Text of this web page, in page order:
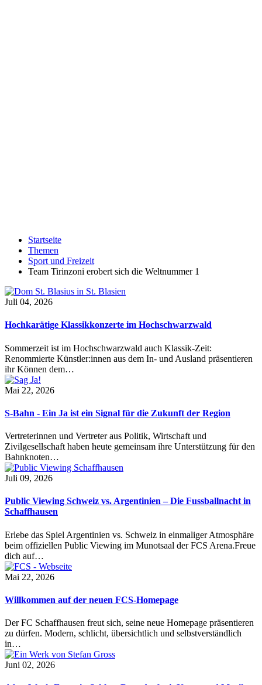
Startseite
Themen
Sport und Freizeit
Team Tirinzoni erobert sich die Weltnummer 1
Juli 04, 2026
Hochkarätige Klassikkonzerte im Hochschwarzwald
Sommerzeit ist im Hochschwarzwald auch Klassik-Zeit:
Renommierte Künstler:innen aus dem In- und Ausland präsentieren
ihr Können dem…
Mai 22, 2026
S-Bahn - Ein Ja ist ein Signal für die Zukunft der Region
Vertreterinnen und Vertreter aus Politik, Wirtschaft und
Zivilgesellschaft haben heute gemeinsam ihre Unterstützung für den
Bahnknoten…
Juli 09, 2026
Public Viewing Schweiz vs. Argentinien – Die Fussballnacht in
Schaffhausen
Erlebe das Spiel Argentinien vs. Schweiz in einmaliger Atmosphäre
beim offiziellen Public Viewing im Munotsaal der FCS Arena.Freue
dich auf…
Mai 22, 2026
Willkommen auf der neuen FCS-Homepage
Der FC Schaffhausen freut sich, seine neue Homepage präsentieren
zu dürfen. Modern, schlicht, übersichtlich und selbstverständlich
in…
Juni 02, 2026